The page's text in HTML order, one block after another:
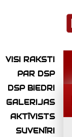
VISI RAKSTI
PAR DSP
DSP BIEDRI
GALERIJAS
AKTĪVISTS
SUVENĪRI